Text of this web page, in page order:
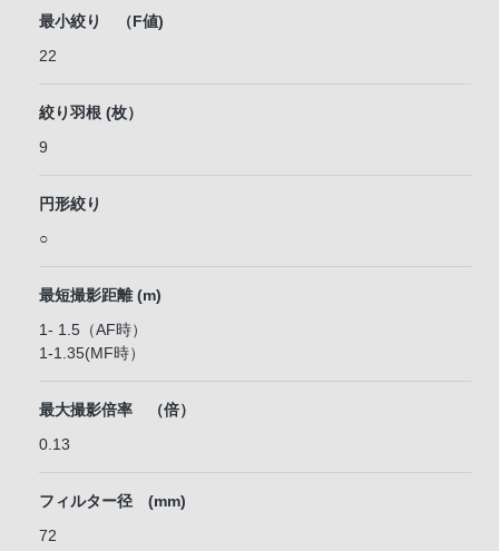
最小絞り （F値)
22
絞り羽根 (枚）
9
円形絞り
○
最短撮影距離 (m)
1- 1.5（AF時）
1-1.35(MF時）
最大撮影倍率 （倍）
0.13
フィルター径 (mm)
72